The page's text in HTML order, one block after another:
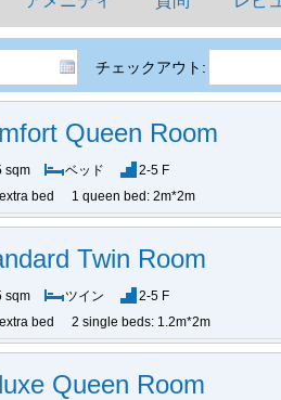
チェックアウト:
Queen Room
sqm ベッド
2-5 F
bed
1 queen bed: 2m*2m
Twin Room
sqm ツイン
2-5 F
bed
2 single beds: 1.2m*2m
Queen Room